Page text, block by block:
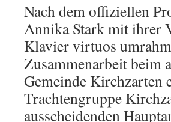
Nach dem offiziellen
Annika Stark mit ihrer
Klavier virtuos
Zusammenarbeit beim
Gemeinde Kirchzarten
Trachtengruppe
ausscheidenden